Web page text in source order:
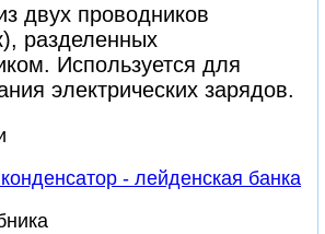
двух проводников
разделенных
Используется для
электрических зарядов.
- лейденская банка